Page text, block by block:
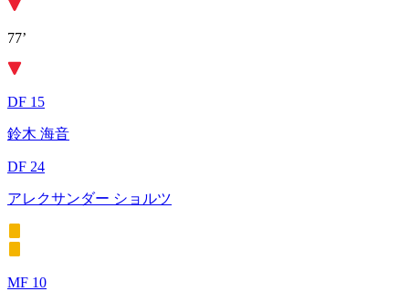
77’
DF 15
鈴木 海音
DF 24
アレクサンダー ショルツ
MF 10